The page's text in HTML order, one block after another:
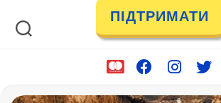
ПІДТРИМАТИ